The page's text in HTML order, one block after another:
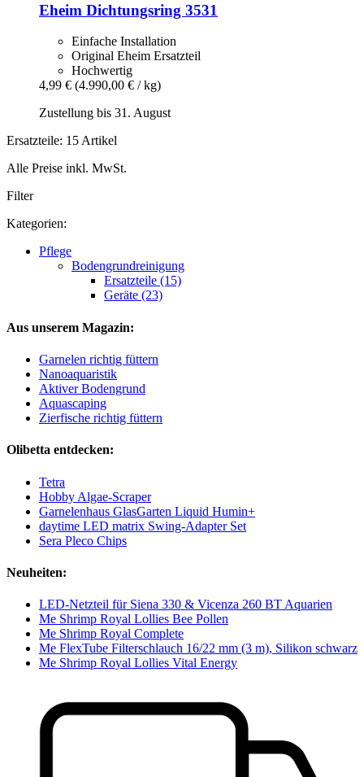
Eheim Dichtungsring 3531
Einfache Installation
Original Eheim Ersatzteil
Hochwertig
4,99 € (4.990,00 € / kg)
Zustellung bis 31. August
Ersatzteile: 15 Artikel
Alle Preise inkl. MwSt.
Filter
Kategorien:
Pflege
Bodengrundreinigung
Ersatzteile (15)
Geräte (23)
Aus unserem Magazin:
Garnelen richtig füttern
Nanoaquaristik
Aktiver Bodengrund
Aquascaping
Zierfische richtig füttern
Olibetta entdecken:
Tetra
Hobby Algae-Scraper
Garnelenhaus GlasGarten Liquid Humin+
daytime LED matrix Swing-Adapter Set
Sera Pleco Chips
Neuheiten:
LED-Netzteil für Siena 330 & Vicenza 260 BT Aquarien
Me Shrimp Royal Lollies Bee Pollen
Me Shrimp Royal Complete
Me FlexTube Filterschlauch 16/22 mm (3 m), Silikon schwarz
Me Shrimp Royal Lollies Vital Energy